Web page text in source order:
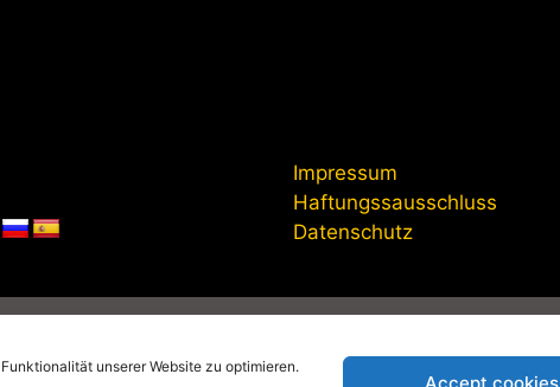
unserer Website zu optimieren.
Accept cookies
Impressum
Haftungssausschluss
Datenschutz